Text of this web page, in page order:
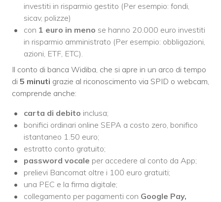
investiti in risparmio gestito (Per esempio: fondi,
sicav, polizze)
con 1 euro in meno se hanno 20.000 euro investiti
in risparmio amministrato (Per esempio: obbligazioni,
azioni, ETF, ETC).
Il conto di banca Widiba, che si apre in un arco di tempo
di 5 minuti grazie al riconoscimento via SPID o webcam,
comprende anche:
carta di debito inclusa;
bonifici ordinari online SEPA a costo zero, bonifico
istantaneo 1.50 euro;
estratto conto gratuito;
password vocale per accedere al conto da App;
prelievi Bancomat oltre i 100 euro gratuiti;
una PEC e la firma digitale;
collegamento per pagamenti con Google Pay,